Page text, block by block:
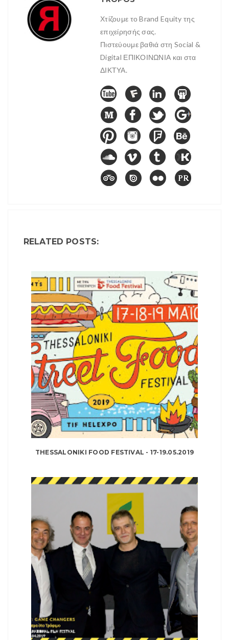
Χτίζουμε το Brand Equity της
επιχείρησής σας.
Πιστεύουμε βαθιά στη Social &
Digital ΕΠΙΚΟΙΝΩΝΙΑ και στα
ΔΙΚΤΥΑ.
RELATED POSTS:
THESSALONIKI FOOD FESTIVAL - 17-19.05.2019